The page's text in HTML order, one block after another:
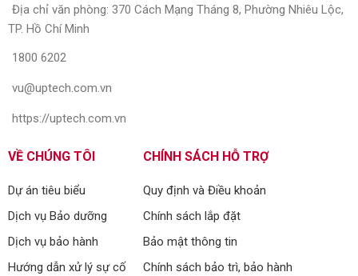
Địa chỉ văn phòng: 370 Cách Mạng Tháng 8, Phường Nhiêu Lộc,
TP. Hồ Chí Minh
1800 6202
vu@uptech.com.vn
https://uptech.com.vn
VỀ CHÚNG TÔI
Dự án tiêu biểu
Dịch vụ Bảo dưỡng
Dịch vụ bảo hành
Hướng dẫn xử lý sự cố
CHÍNH SÁCH HỖ TRỢ
Quy định và Điều khoản
Chính sách lắp đặt
Bảo mật thông tin
Chính sách bảo trì, bảo hành